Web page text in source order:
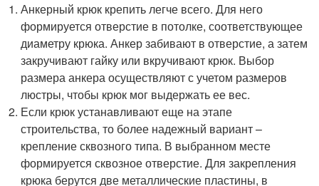
Анкерный крюк крепить легче всего. Для него
формируется отверстие в потолке, соответствующее
диаметру крюка. Анкер забивают в отверстие, а затем
закручивают гайку или вкручивают крюк. Выбор
размера анкера осуществляют с учетом размеров
люстры, чтобы крюк мог выдержать ее вес.
Если крюк устанавливают еще на этапе
строительства, то более надежный вариант –
крепление сквозного типа. В выбранном месте
формируется сквозное отверстие. Для закрепления
крюка берутся две металлические пластины, в